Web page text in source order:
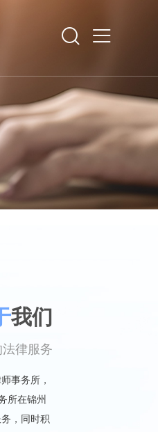
我们
律服务
事务所，
所在锦州
，同时积